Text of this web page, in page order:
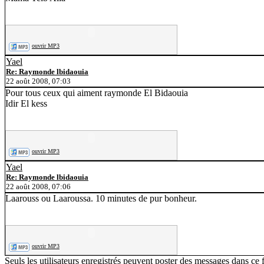
ouvrir MP3
Yael
Re: Raymonde lbidaouia
22 août 2008, 07:03
Pour tous ceux qui aiment raymonde El Bidaouia
Idir El kess
ouvrir MP3
Yael
Re: Raymonde lbidaouia
22 août 2008, 07:06
Laarouss ou Laaroussa. 10 minutes de pur bonheur.
ouvrir MP3
Seuls les utilisateurs enregistrés peuvent poster des messages dans ce